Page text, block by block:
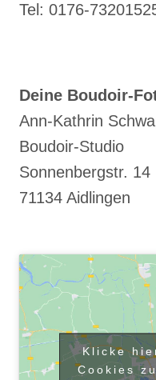
Tel: 0176-
Deine Boudoir-
Ann-Kathrin
Boudoir-Studio
Sonnenbergstr. 14
71134 Aidlingen
Klicke
Cookies